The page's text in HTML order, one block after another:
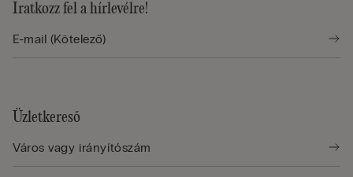
Iratkozz fel a hírlevélre!
Üzletkereső